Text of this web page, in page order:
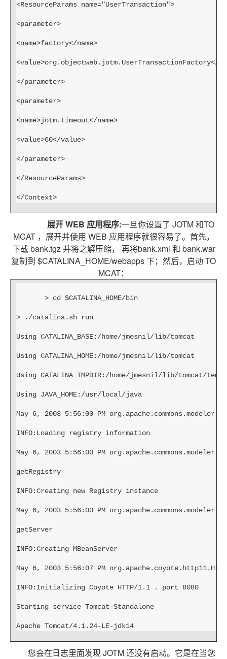
<ResourceParams name="UserTransaction">
<parameter>
<name>factory</name>
<value>org.objectweb.jotm.UserTransactionFactory</
</parameter>
<parameter>
<name>jotm.timeout</name>
<value>60</value>
</parameter>
</ResourceParams>
</Context>
展开 WEB 应用程序:一旦你设置了 JOTM 和TO
MCAT ，展开并使用 WEB 应用程序就很容易了。首先，
下载 bank.tgz 并将之解压缩， 再将bank.xml 和 bank.war
复制到 $CATALINA_HOME/webapps 下；然后，启动 TO
MCAT：
> cd $CATALINA_HOME/bin
> ./catalina.sh run
Using CATALINA_BASE:/home/jmesnil/lib/tomcat
Using CATALINA_HOME:/home/jmesnil/lib/tomcat
Using CATALINA_TMPDIR:/home/jmesnil/lib/tomcat/temp
Using JAVA_HOME:/usr/local/java
May 6, 2003 5:56:00 PM
INFO:Loading registry information
May 6, 2003 5:56:00 PM
getRegistry
INFO:Creating new Registry instance
May 6, 2003 5:56:00 PM
getServer
INFO:Creating MBeanServer
May 6, 2003 5:56:07 PM
INFO:Initializing Coyote HTTP/1.1 . port 8080
Starting service Tomcat-Standalone
Apache Tomcat/4.1.24-LE-jdk14
您会在日志里面发现 JOTM 还没有启动。它是在当您